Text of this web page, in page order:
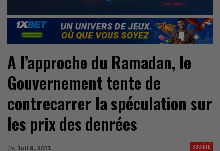
A l’approche du Ramadan, le
Gouvernement tente de
contrecarrer la spéculation sur
les prix des denrées
SOCIÉTÉ
On Juil 8, 2013